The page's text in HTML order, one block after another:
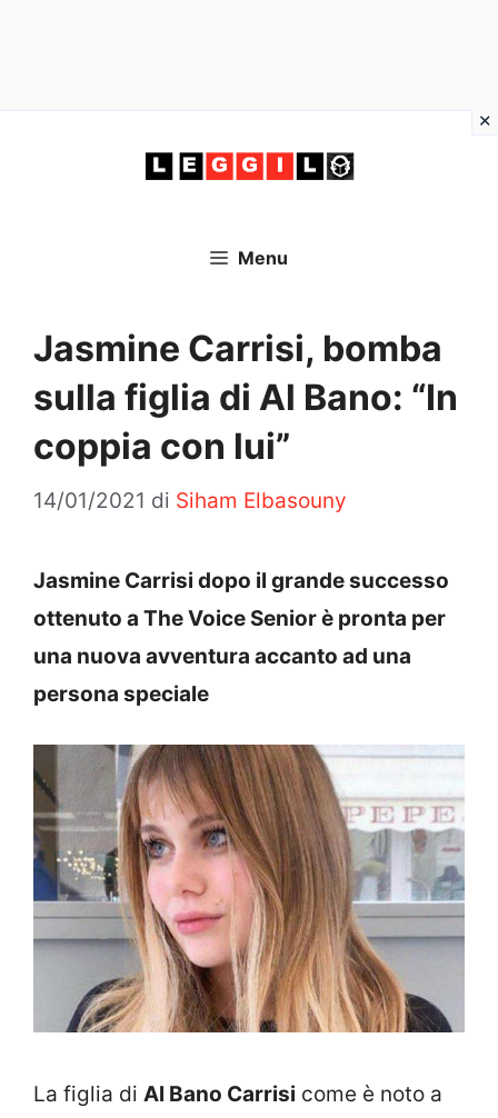
Menu
Jasmine Carrisi, bomba
sulla figlia di Al Bano: “In
coppia con lui”
14/01/2021 di Siham Elbasouny
Jasmine Carrisi dopo il grande successo
ottenuto a The Voice Senior è pronta per
una nuova avventura accanto ad una
persona speciale
La figlia di Al Bano Carrisi come è noto a